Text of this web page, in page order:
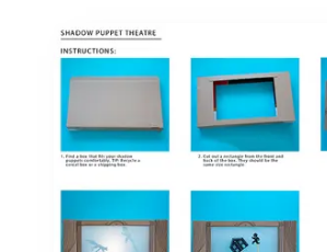
Geen voorbereiding: gewoon
Verbetert de taal- en
Schermloos plezier dat
Gewaagde, door kunstenaars